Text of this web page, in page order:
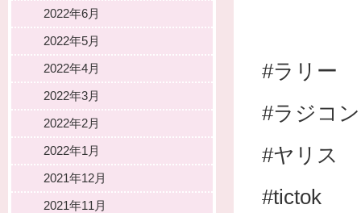
#ラリー
#ラジコン
#ヤリス
#tictok
2022年6月
2022年5月
2022年4月
2022年3月
2022年2月
2022年1月
2021年12月
2021年11月